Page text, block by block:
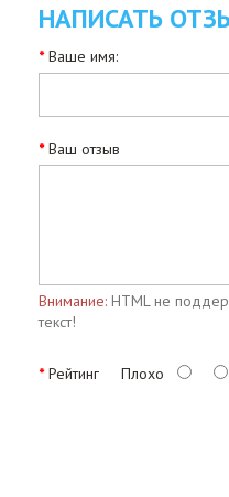
НАПИСАТЬ
Ваше имя:
Ваш отзыв
Внимание: HTML не
текст!
Рейтинг Плохо